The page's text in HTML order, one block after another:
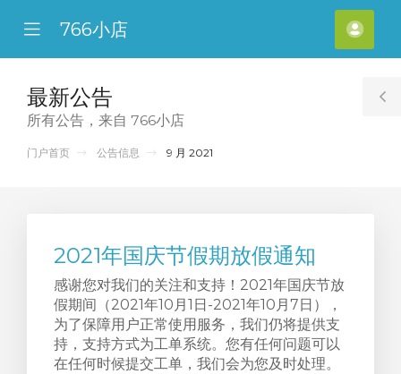
Mobile
Menu
766小店
账
户
最新公告
所有公告，来自 766小店
门户首页 公告信息 9 月 2021
2021年国庆节假期放假通知
感谢您对我们的关注和支持！2021年国庆节放
假期间（2021年10月1日-2021年10月7日），
为了保障用户正常使用服务，我们仍将提供支
持，支持方式为工单系统。您有任何问题可以
在任何时候提交工单，我们会为您及时处理。